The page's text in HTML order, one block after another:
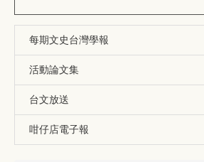
每期文史台灣學報
活動論文集
台文放送
咁仔店電子報